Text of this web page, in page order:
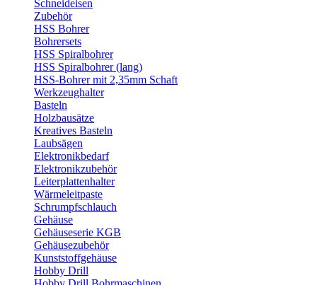
Schneideisen
Zubehör
HSS Bohrer
Bohrersets
HSS Spiralbohrer
HSS Spiralbohrer (lang)
HSS-Bohrer mit 2,35mm Schaft
Werkzeughalter
Basteln
Holzbausätze
Kreatives Basteln
Laubsägen
Elektronikbedarf
Elektronikzubehör
Leiterplattenhalter
Wärmeleitpaste
Schrumpfschlauch
Gehäuse
Gehäuseserie KGB
Gehäusezubehör
Kunststoffgehäuse
Hobby Drill